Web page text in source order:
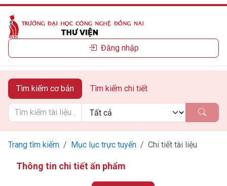
Đăng nhập
Tìm kiếm cơ bản Tìm kiếm chi tiết
Trang tìm kiếm Mục lục trực tuyến Chi tiết tài liệu
Thông tin chi tiết ấn phẩm